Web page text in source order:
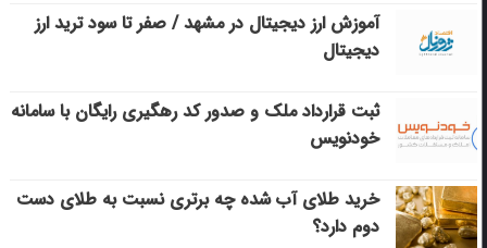
آموزش ارز دیجیتال در مشهد / صفر تا سود ترید ارز
دیجیتال
ثبت قرارداد ملک و صدور کد رهگیری رایگان با سامانه
خودنویس
خرید طلای آب شده چه برتری نسبت به طلای دست
دوم دارد؟